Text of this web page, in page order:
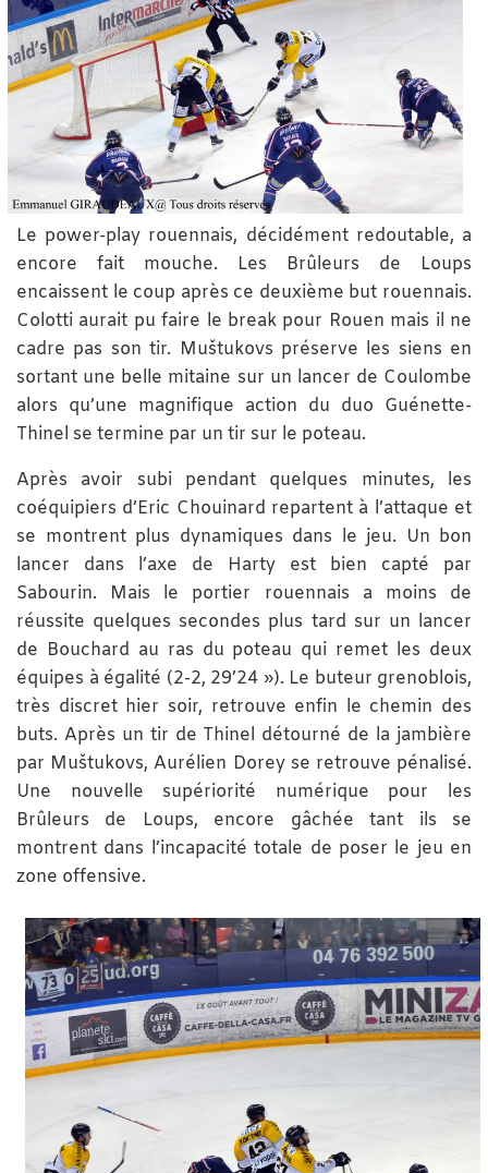
Le power-play rouennais, décidément redoutable, a
encore fait mouche. Les Brûleurs de Loups
encaissent le coup après ce deuxième but rouennais.
Colotti aurait pu faire le break pour Rouen mais il ne
cadre pas son tir. Muštukovs préserve les siens en
sortant une belle mitaine sur un lancer de Coulombe
alors qu’une magnifique action du duo Guénette-
Thinel se termine par un tir sur le poteau.
Après avoir subi pendant quelques minutes, les
coéquipiers d’Eric Chouinard repartent à l’attaque et
se montrent plus dynamiques dans le jeu. Un bon
lancer dans l’axe de Harty est bien capté par
Sabourin. Mais le portier rouennais a moins de
réussite quelques secondes plus tard sur un lancer
de Bouchard au ras du poteau qui remet les deux
équipes à égalité (2-2, 29’24 »). Le buteur grenoblois,
très discret hier soir, retrouve enfin le chemin des
buts. Après un tir de Thinel détourné de la jambière
par Muštukovs, Aurélien Dorey se retrouve pénalisé.
Une nouvelle supériorité numérique pour les
Brûleurs de Loups, encore gâchée tant ils se
montrent dans l’incapacité totale de poser le jeu en
zone offensive.